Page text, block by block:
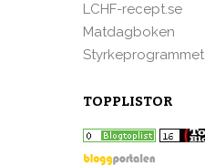
LCHF-recept.se
Matdagboken
Styrkeprogrammet
TOPPLISTOR